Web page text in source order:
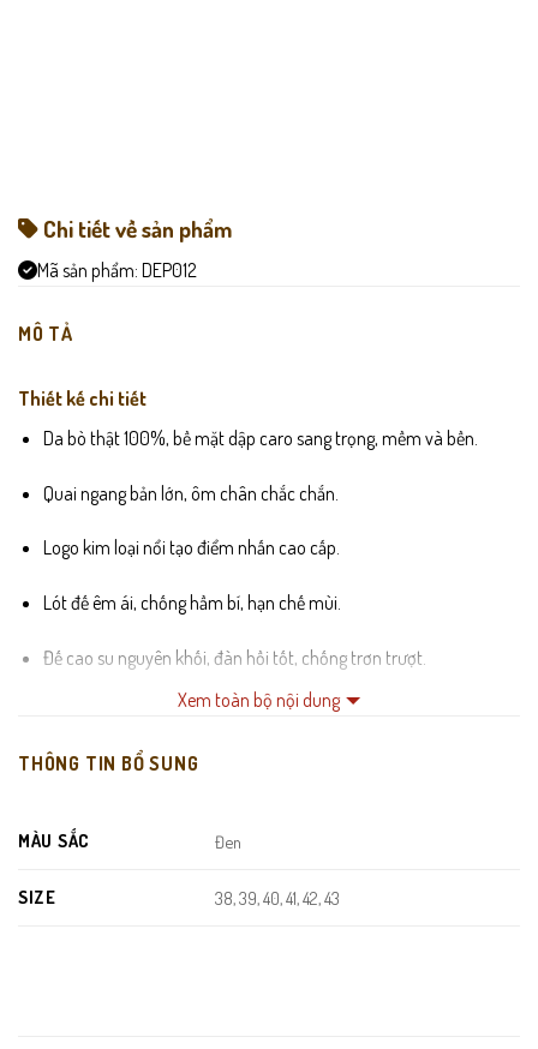
Chi tiết về sản phẩm
Mã sản phẩm: DEP012
MÔ TẢ
Thiết kế chi tiết
Da bò thật 100%, bề mặt dập caro sang trọng, mềm và bền.
Quai ngang bản lớn, ôm chân chắc chắn.
Logo kim loại nổi tạo điểm nhấn cao cấp.
Lót đế êm ái, chống hầm bí, hạn chế mùi.
Đế cao su nguyên khối, đàn hồi tốt, chống trơn trượt.
Trọng lượng nhẹ, mang lâu không mỏi chân.
Đường may tinh xảo, chắc chắn và gọn gàng.
Xem toàn bộ nội dung
THÔNG TIN BỔ SUNG
MÀU SẮC Đen
SIZE 38, 39, 40, 41, 42, 43